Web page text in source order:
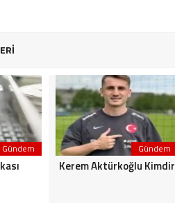
Gündem Gündem
Kerem Aktürkoğlu Kimdir